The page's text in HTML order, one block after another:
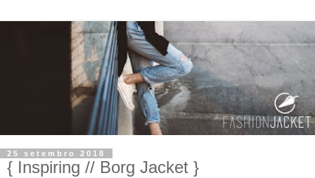
25 setembro 2018
{ Inspiring // Borg Jacket }